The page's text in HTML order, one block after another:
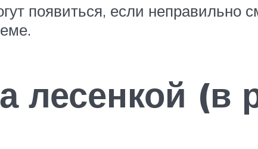
появиться, если неправильно
лесенкой (в